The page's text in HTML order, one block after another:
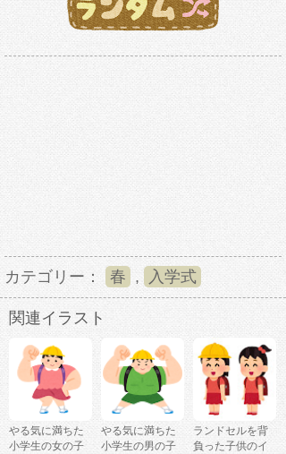
カテゴリー： 春 , 入学式
関連イラスト
やる気に満ちた
小学生の女の子
やる気に満ちた
小学生の男の子
ランドセルを背
負った子供のイ